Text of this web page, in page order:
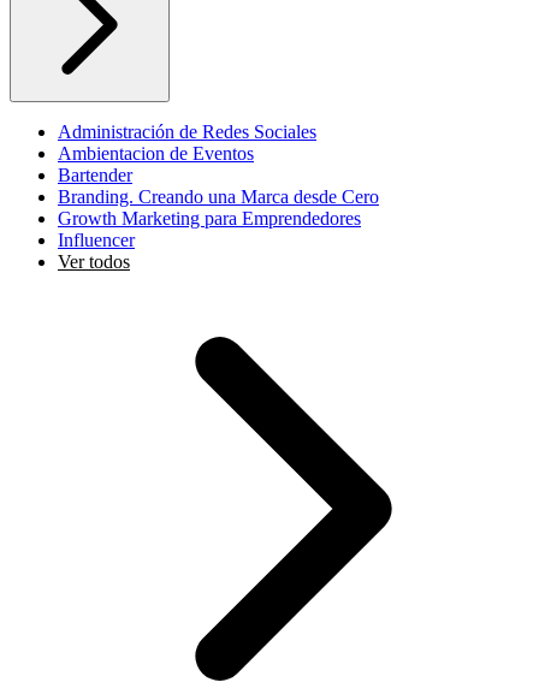
Administración de Redes Sociales
Ambientacion de Eventos
Bartender
Branding. Creando una Marca desde Cero
Growth Marketing para Emprendedores
Influencer
Ver todos